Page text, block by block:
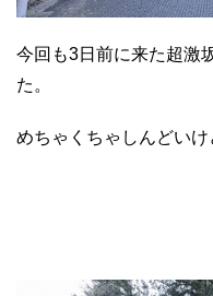
今回も3日前に来た超激
た。
めちゃくちゃしんどいけ